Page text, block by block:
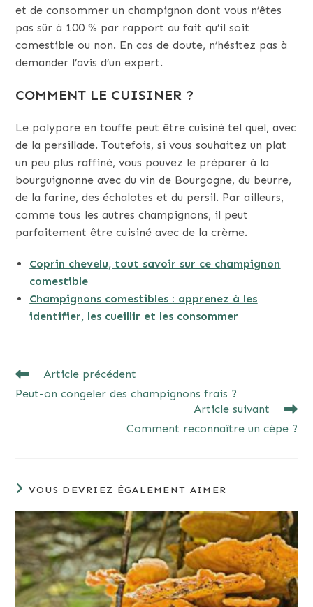
et de consommer un champignon dont vous n’êtes
pas sûr à 100 % par rapport au fait qu’il soit
comestible ou non. En cas de doute, n’hésitez pas à
demander l’avis d’un expert.
COMMENT LE CUISINER ?
Le polypore en touffe peut être cuisiné tel quel, avec
de la persillade. Toutefois, si vous souhaitez un plat
un peu plus raffiné, vous pouvez le préparer à la
bourguignonne avec du vin de Bourgogne, du beurre,
de la farine, des échalotes et du persil. Par ailleurs,
comme tous les autres champignons, il peut
parfaitement être cuisiné avec de la crème.
Coprin chevelu, tout savoir sur ce champignon
comestible
Champignons comestibles : apprenez à les
identifier, les cueillir et les consommer
READ
ARTICLES
Article précédent
Peut-on congeler des champignons frais ?
Article suivant
Comment reconnaître un cèpe ?
VOUS DEVRIEZ ÉGALEMENT AIMER